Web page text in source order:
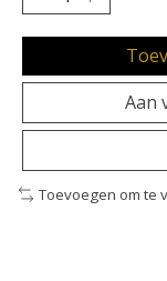
Aan
Toevoegen om te